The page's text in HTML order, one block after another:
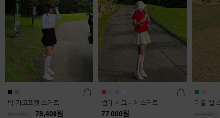
빅 카고포켓 스커트
78,400원
썸머 시그니처 스커트
77,000원
더블 랩